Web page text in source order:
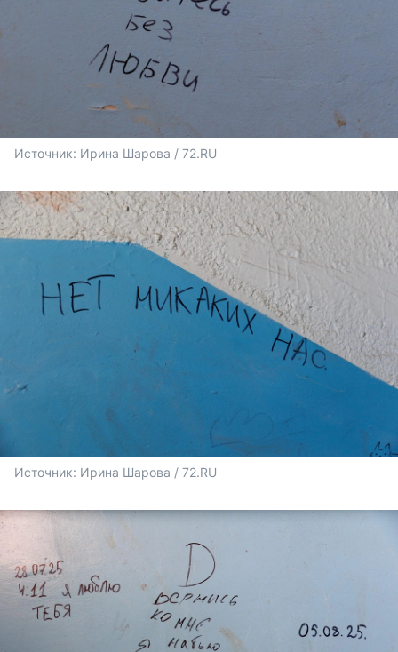
Источник: Ирина Шарова / 72.RU
Источник: Ирина Шарова / 72.RU